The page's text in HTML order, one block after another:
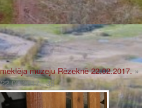
muzeju Rēzeknē 22.02.2017. »